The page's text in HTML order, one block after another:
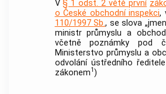
V§ 1 odst. 2 větě první
o České obchodní inspekci,
110/1997 Sb., se slova
ministr průmyslu a
včetně poznámky pod
Ministerstvo průmyslu a
odvolání ústředního
zákonem1)